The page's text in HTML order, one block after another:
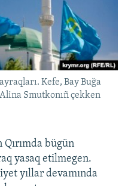
Kefe, Bay Buğa
Smutkonıñ çekken
bügün
yasaq etilmegen.
yıllar devamında